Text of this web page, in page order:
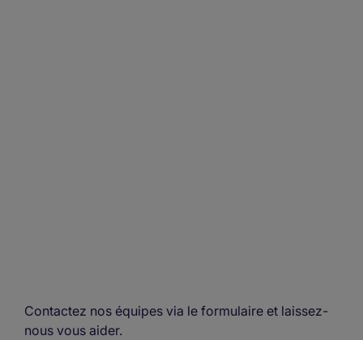
Contactez nos équipes via le formulaire et laissez-
nous vous aider.